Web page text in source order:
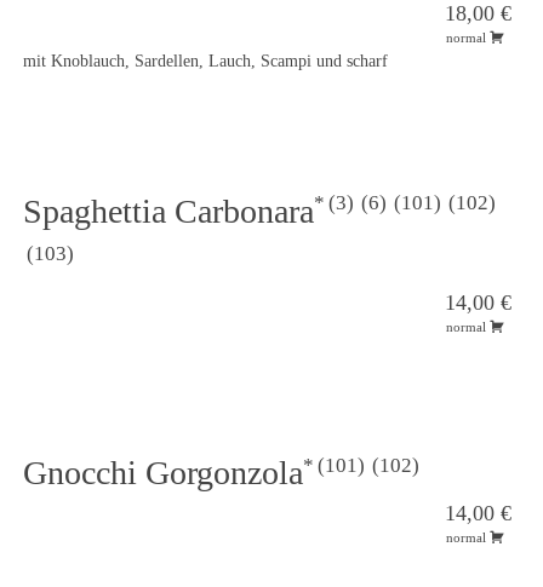
18,00 €
normal
mit Knoblauch, Sardellen, Lauch, Scampi und scharf
Spaghettia Carbonara 3 6 101 102
103
14,00 €
normal
Gnocchi Gorgonzola 101 102
14,00 €
normal